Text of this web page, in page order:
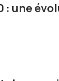
: une